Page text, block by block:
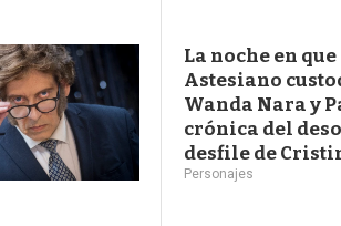
La noche en que
Astesiano
Wanda Nara y
crónica del
desfile de
Personajes